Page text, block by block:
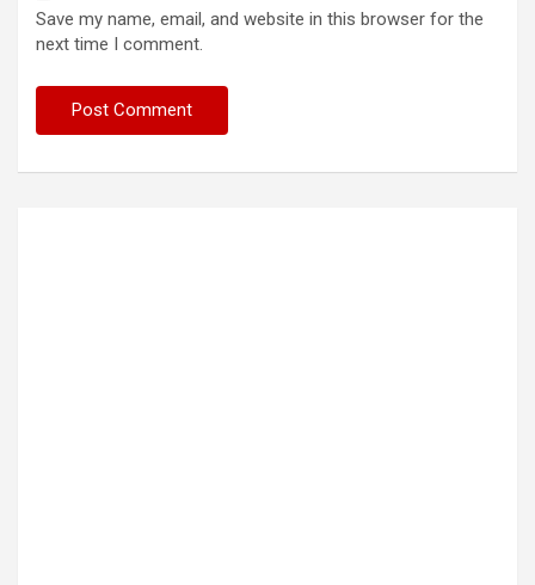
Save my name, email, and website in this browser for the
next time I comment.